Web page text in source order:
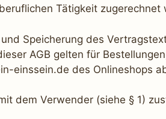
Tätigkeit zugerechnet
Speicherung des
AGB gelten für
einssein.de des Onlineshops
dem Verwender (siehe § 1)